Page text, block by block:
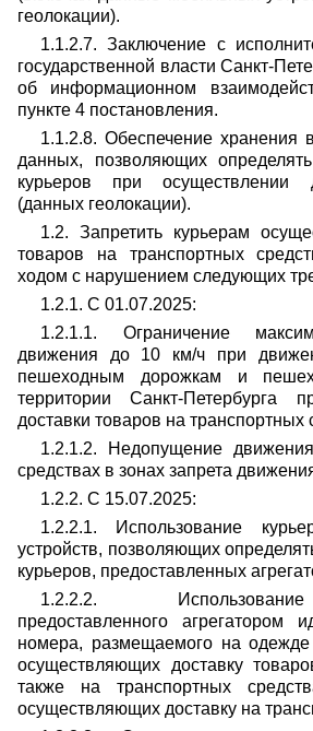
геолокации).
1.1.2.7. Заключение с
государственной власти Санкт-
об информационном
пункте 4 постановления.
1.1.2.8. Обеспечение хранения
данных, позволяющих
курьеров при осуществлении
(данных геолокации).
1.2. Запретить курьерам
товаров на транспортных
ходом с нарушением следующих
1.2.1. С 01.07.2025:
1.2.1.1. Ограничение
движения до 10 км/ч при
пешеходным дорожкам и
территории Санкт-Петербурга
доставки товаров на транспортных
1.2.1.2. Недопущение
средствах в зонах запрета
1.2.2. С 15.07.2025:
1.2.2.1. Использование
устройств, позволяющих
курьеров, предоставленных
1.2.2.2.
предоставленного агрегатором
номера, размещаемого на одежде
осуществляющих доставку
также на транспортных
осуществляющих доставку на